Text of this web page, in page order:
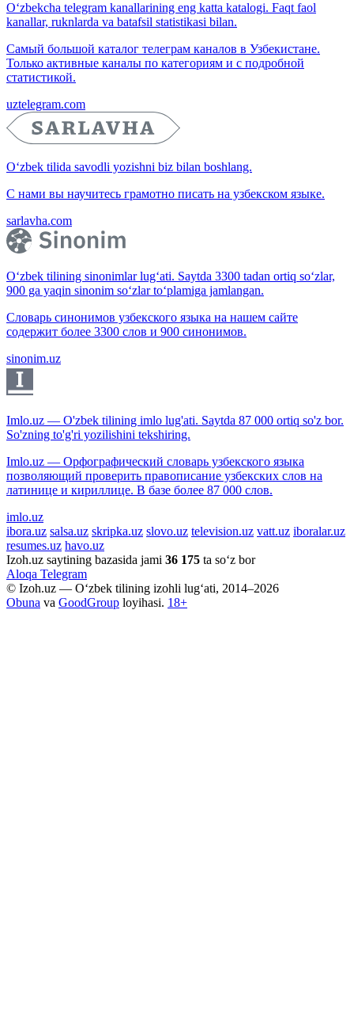
O‘zbekcha telegram kanallarining eng katta katalogi. Faqt faol
kanallar, ruknlarda va batafsil statistikasi bilan.
Самый большой каталог телеграм каналов в Узбекистане.
Только активные каналы по категориям и с подробной
статистикой.
uztelegram.com
O‘zbek tilida savodli yozishni biz bilan boshlang.
С нами вы научитесь грамотно писать на узбекском языке.
sarlavha.com
O‘zbek tilining sinonimlar lug‘ati. Saytda 3300 tadan ortiq so‘zlar,
900 ga yaqin sinonim so‘zlar to‘plamiga jamlangan.
Словарь синонимов узбекского языка на нашем сайте
содержит более 3300 слов и 900 синонимов.
sinonim.uz
Imlo.uz — O'zbek tilining imlo lug'ati. Saytda 87 000 ortiq so'z bor.
So'zning to'g'ri yozilishini tekshiring.
Imlo.uz — Орфографический словарь узбекского языка
позволяющий проверить правописание узбекских слов на
латинице и кириллице. В базе более 87 000 слов.
imlo.uz
ibora.uz salsa.uz skripka.uz slovo.uz television.uz vatt.uz iboralar.uz
resumes.uz havo.uz
Izoh.uz saytining bazasida jami 36 175 ta so‘z bor
Aloqa Telegram
© Izoh.uz — O‘zbek tilining izohli lug‘ati, 2014–2026
Obuna va GoodGroup loyihasi. 18+